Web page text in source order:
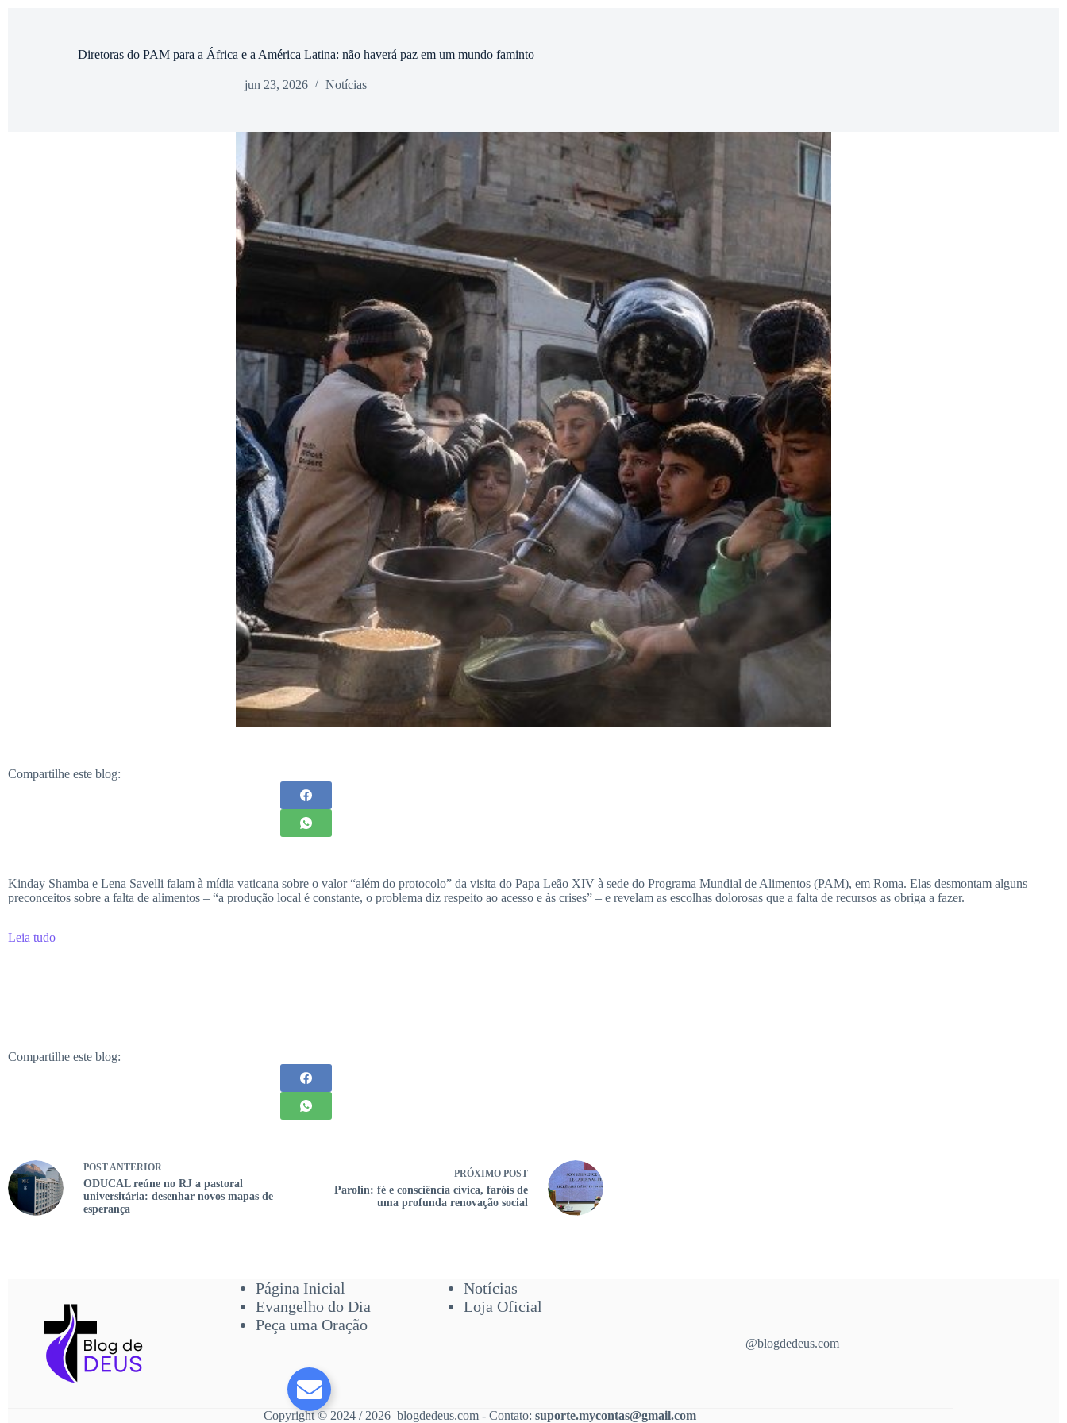
Diretoras do PAM para a África e a América Latina: não haverá paz em um mundo faminto
jun 23, 2026 Notícias
Compartilhe este blog:
Kinday Shamba e Lena Savelli falam à mídia vaticana sobre o valor “além do protocolo” da visita do Papa Leão XIV à sede do Programa Mundial de Alimentos (PAM), em Roma. Elas desmontam alguns
preconceitos sobre a falta de alimentos – “a produção local é constante, o problema diz respeito ao acesso e às crises” – e revelam as escolhas dolorosas que a falta de recursos as obriga a fazer.
Leia tudo
Compartilhe este blog:
POSTANTERIOR
ODUCAL reúne no RJ a pastoral
universitária: desenhar novos mapas de
esperança
PRÓXIMO POST
Parolin: fé e consciência cívica, faróis de
uma profunda renovação social
Página Inicial
Evangelho do Dia
Peça uma Oração
Notícias
Loja Oficial
@blogdedeus.com
Copyright © 2024 / 2026 blogdedeus.com - Contato:suporte.mycontas@gmail.com